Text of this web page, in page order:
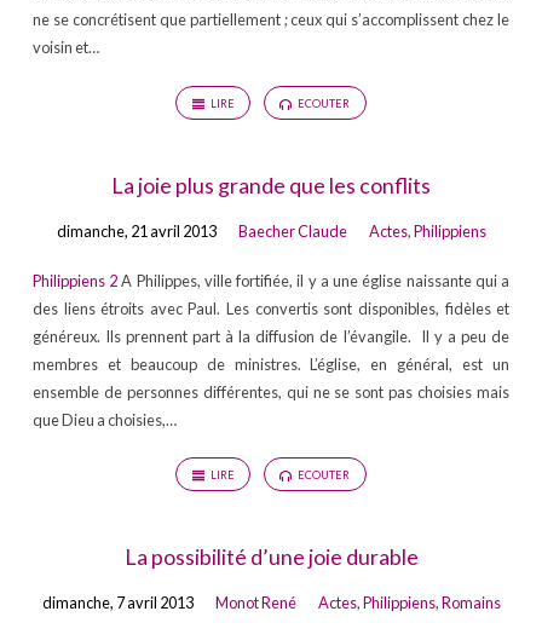
ne se concrétisent que partiellement ; ceux qui s’accomplissent chez le
voisin et…
LIRE ECOUTER
La joie plus grande que les conflits
dimanche, 21 avril 2013 Baecher Claude Actes,Philippiens
Philippiens 2A Philippes, ville fortifiée, il y a une église naissante qui a
des liens étroits avec Paul. Les convertis sont disponibles, fidèles et
généreux. Ils prennent part à la diffusion de l’évangile. Il y a peu de
membres et beaucoup de ministres. L’église, en général, est un
ensemble de personnes différentes, qui ne se sont pas choisies mais
que Dieu a choisies,…
LIRE ECOUTER
La possibilité d’une joie durable
dimanche, 7 avril 2013 Monot René Actes,Philippiens,Romains